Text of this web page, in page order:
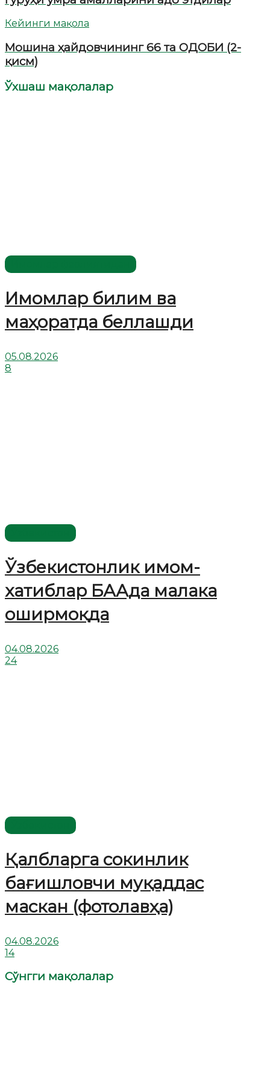
Кейинги мақола
Мошина ҳайдовчининг 66 та ОДОБИ (2-
қисм)
Ўхшаш мақолалар
Имомлар билим ва
маҳоратда беллашди
05.08.2026
8
Ўзбекистонлик имом-
хатиблар БААда малака
оширмоқда
04.08.2026
24
Қалбларга сокинлик
бағишловчи муқаддас
маскан (фотолавҳа)
04.08.2026
14
Сўнгги мақолалар